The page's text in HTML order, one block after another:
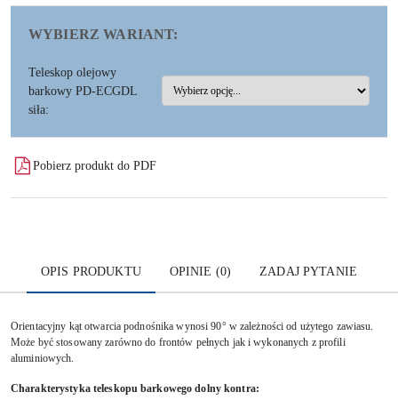
WYBIERZ WARIANT:
Teleskop olejowy
barkowy PD-ECGDL
siła:
Pobierz produkt do PDF
OPIS PRODUKTU OPINIE (0) ZADAJ PYTANIE
Orientacyjny kąt otwarcia podnośnika wynosi 90° w zależności od użytego zawiasu.
Może być stosowany zarówno do frontów pełnych jak i wykonanych z profili
aluminiowych.
Charakterystyka teleskopu barkowego dolny kontra: